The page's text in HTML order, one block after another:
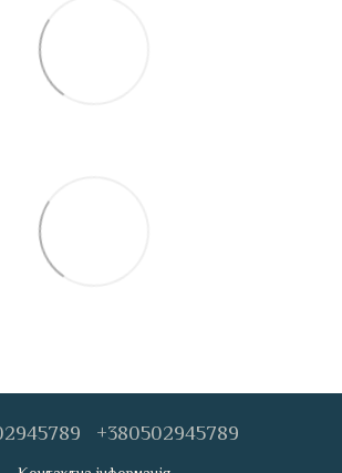
+380502945789